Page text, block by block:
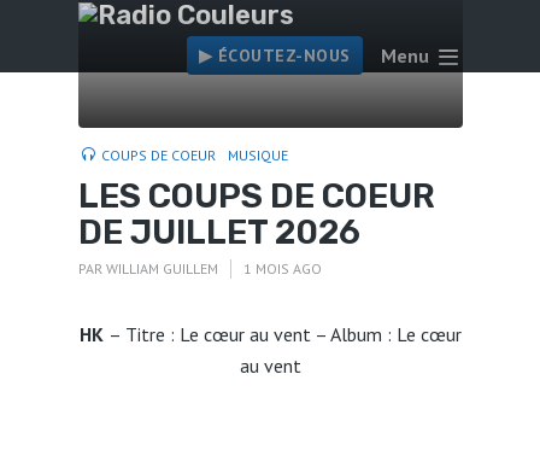
▶︎ ÉCOUTEZ-NOUS Menu
COUPS DE COEUR MUSIQUE
LES COUPS DE COEUR
DE JUILLET 2026
PAR WILLIAM GUILLEM 1 MOIS AGO
HK – Titre : Le cœur au vent – Album : Le cœur
au vent